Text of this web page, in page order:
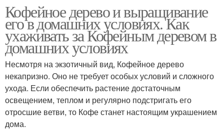
Кофейное дерево и выращивание
его в домашних условиях. Как
ухаживать за Кофейным деревом в
домашних условиях
Несмотря на экзотичный вид, Кофейное дерево
некапризно. Оно не требует особых условий и сложного
ухода. Если обеспечить растение достаточным
освещением, теплом и регулярно подстригать его
отросшие ветви, то Кофе станет настоящим украшением
дома.